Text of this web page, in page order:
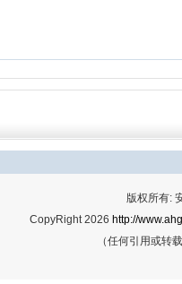
版权所有:
CopyRight 2026 http://
（任何引用或转